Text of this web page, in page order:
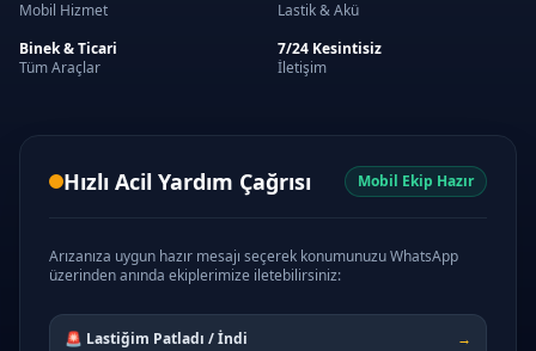
Mobil Hizmet
Lastik & Akü
Binek & Ticari
Tüm Araçlar
7/24 Kesintisiz
İletişim
Hızlı Acil Yardım Çağrısı Mobil Ekip Hazır
Arızanıza uygun hazır mesajı seçerek konumunuzu WhatsApp
üzerinden anında ekiplerimize iletebilirsiniz:
🚨 Lastiğim Patladı / İndi →